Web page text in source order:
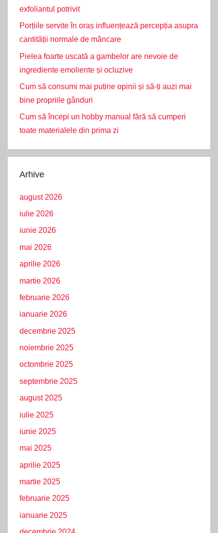
exfoliantul potrivit
Porțiile servite în oraș influențează percepția asupra
cantității normale de mâncare
Pielea foarte uscată a gambelor are nevoie de
ingrediente emoliente și ocluzive
Cum să consumi mai puține opinii și să-ți auzi mai
bine propriile gânduri
Cum să începi un hobby manual fără să cumperi
toate materialele din prima zi
Arhive
august 2026
iulie 2026
iunie 2026
mai 2026
aprilie 2026
martie 2026
februarie 2026
ianuarie 2026
decembrie 2025
noiembrie 2025
octombrie 2025
septembrie 2025
august 2025
iulie 2025
iunie 2025
mai 2025
aprilie 2025
martie 2025
februarie 2025
ianuarie 2025